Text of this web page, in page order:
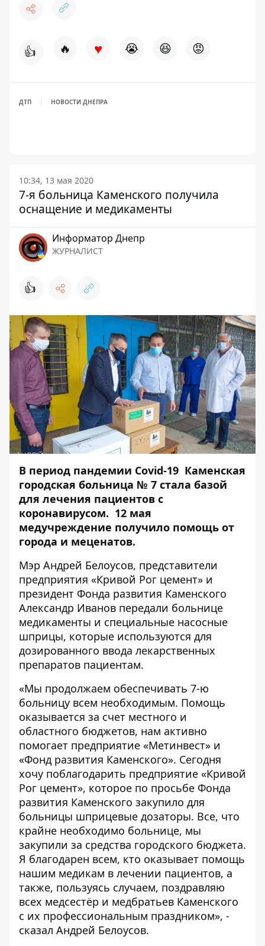
👍 🔥 ♥ 😭 😆 😡
ДТП НОВОСТИ ДНЕПРА
10:34, 13 мая 2020
7-я больница Каменского получила
оснащение и медикаменты
Информатор Днепр
ЖУРНАЛИСТ
👍
В период пандемии Covid-19 Каменская
городская больница № 7 стала базой
для лечения пациентов с
коронавирусом. 12 мая
медучреждение получило помощь от
города и меценатов.
Мэр Андрей Белоусов, представители
предприятия «Кривой Рог цемент» и
президент Фонда развития Каменского
Александр Иванов передали больнице
медикаменты и специальные насосные
шприцы, которые используются для
дозированного ввода лекарственных
препаратов пациентам.
«Мы продолжаем обеспечивать 7-ю
больницу всем необходимым. Помощь
оказывается за счет местного и
областного бюджетов, нам активно
помогает предприятие «Метинвест» и
«Фонд развития Каменского». Сегодня
хочу поблагодарить предприятие «Кривой
Рог цемент», которое по просьбе Фонда
развития Каменского закупило для
больницы шприцевые дозаторы. Все, что
крайне необходимо больнице, мы
закупили за средства городского бюджета.
Я благодарен всем, кто оказывает помощь
нашим медикам в лечении пациентов, а
также, пользуясь случаем, поздравляю
всех медсестёр и медбратьев Каменского
с их профессиональным праздником», -
сказал Андрей Белоусов.